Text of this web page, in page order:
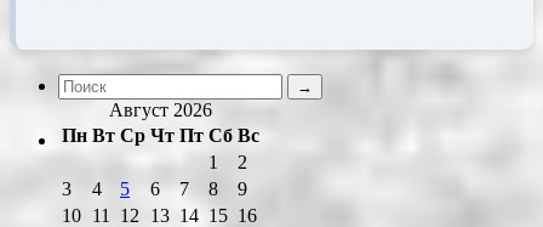
Август 2026
Пн Вт Ср Чт Пт Сб Вс
1
2
3
4 5 6 7 8
9
10 11 12 13 14 15 16